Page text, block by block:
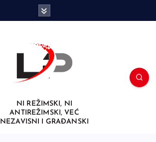
NI REŽIMSKI, NI
ANTIREŽIMSKI, VEĆ
NEZAVISNI I GRAĐANSKI